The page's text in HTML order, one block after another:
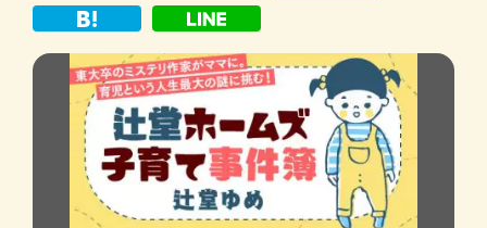
実家を「地元」という意識もない。テレビ